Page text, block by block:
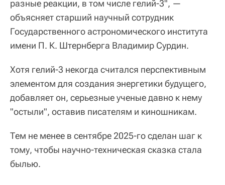
разные реакции, в том числе гелий-3", —
объясняет старший научный сотрудник
Государственного астрономического института
имени П. К. Штернберга Владимир Сурдин.
Хотя гелий-3 некогда считался перспективным
элементом для создания энергетики будущего,
добавляет он, серьезные ученые давно к нему
"остыли", оставив писателям и киношникам.
Тем не менее в сентябре 2025-го сделан шаг к
тому, чтобы научно-техническая сказка стала
былью.